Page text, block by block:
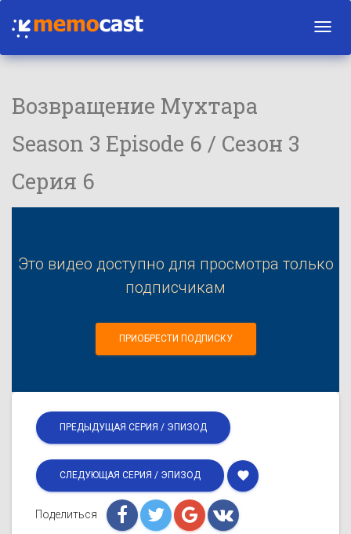
Возвращение Мухтара
Season 3 Episode 6 / Сезон 3
Серия 6
Это видео доступно для просмотра только
подписчикам
ПРИОБРЕСТИ ПОДПИСКУ
ПРЕДЫДУЩАЯ СЕРИЯ / ЭПИЗОД
СЛЕДУЮЩАЯ СЕРИЯ / ЭПИЗОД favorite
Поделиться